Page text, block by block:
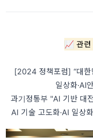
📈 관
[2024 정책포럼] “대한
일상화·AI
과기정통부 "AI 기반 대
AI 기술 고도화·AI 일상